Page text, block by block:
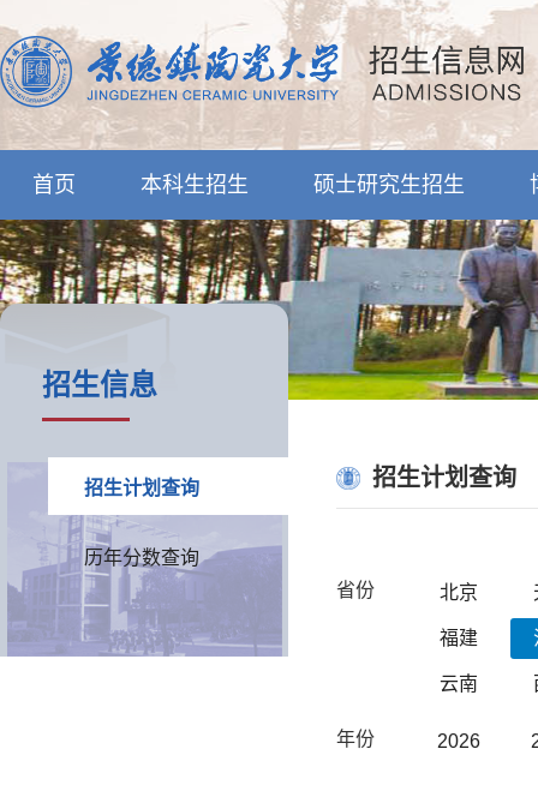
首页 本科生招生 硕士研究生招生
招生信息
招生计划查询
历年分数查询
招生计划查询
省份 北京
福建
云南
年份 2026